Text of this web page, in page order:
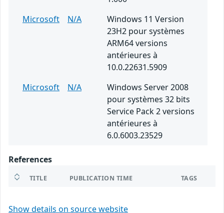
Microsoft
N/A
Windows 11 Version
23H2 pour systèmes
ARM64 versions
antérieures à
10.0.22631.5909
Microsoft
N/A
Windows Server 2008
pour systèmes 32 bits
Service Pack 2 versions
antérieures à
6.0.6003.23529
References
TITLE PUBLICATION TIME TAGS
Show details on source website